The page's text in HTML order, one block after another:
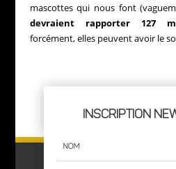
mascottes qui nous font
devraient rapporter 127
forcément, elles peuvent avoir le
INSCRIPTION